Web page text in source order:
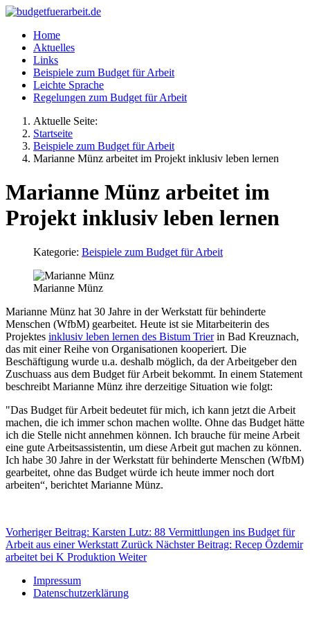
Home
Aktuelles
Links
Beispiele zum Budget für Arbeit
Leichte Sprache
Regelungen zum Budget für Arbeit
Aktuelle Seite:
Startseite
Beispiele zum Budget für Arbeit
Marianne Münz arbeitet im Projekt inklusiv leben lernen
Marianne Münz arbeitet im
Projekt inklusiv leben lernen
Kategorie: Beispiele zum Budget für Arbeit
Marianne Münz
Marianne Münz hat 30 Jahre in der Werkstatt für behinderte
Menschen (WfbM) gearbeitet. Heute ist sie Mitarbeiterin des
Projektes inklusiv leben lernen des Bistum Trierin Bad Kreuznach,
das mit einer Reihe von Organisationen kooperiert. Die
Beschäftigung wurde u.a. deshalb möglich, da der Arbeitgeber den
Zuschuass aus dem Budget für Arbeit bekommt. In einem Statement
beschreibt Marianne Münz ihre derzeitige Situation wie folgt:
"Das Budget für Arbeit bedeutet für mich, ich kann jetzt die Arbeit
machen, die ich immer schon machen wollte. Ohne das Budget hätte
ich die Stelle nicht annehmen können. Ich brauche für meine Arbeit
eine gute Arbeitsassistentin, um diese Arbeit gut machen zu können.
Ich habe 30 Jahre in der Werkstatt für behinderte Menschen (WfbM)
gearbeitet, ohne das Budget würde ich heute immer noch dort
arbeiten“, berichtet Marianne Münz.
Vorheriger Beitrag: Karsten Lutz: 88 Vermittlungen ins Budget für
Arbeit aus einer Werkstatt Zurück Nächster Beitrag: Recep Özdemir
arbeitet bei K Produktion Weiter
Impressum
Datenschutzerklärung